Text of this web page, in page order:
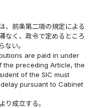
、前条第二項の規定による
なく、政令で定めるところ
ない。
are paid in under
the preceding Article, the
of the SIC must
pursuant to Cabinet
り成立する。